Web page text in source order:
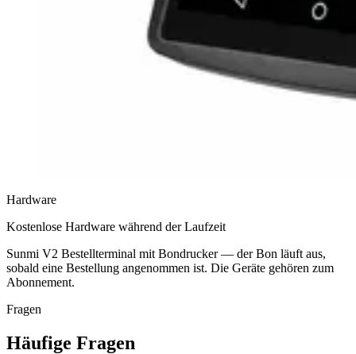
Hardware
Kostenlose Hardware während der Laufzeit
Sunmi V2 Bestellterminal mit Bondrucker — der Bon läuft aus,
sobald eine Bestellung angenommen ist. Die Geräte gehören zum
Abonnement.
Fragen
Häufige Fragen